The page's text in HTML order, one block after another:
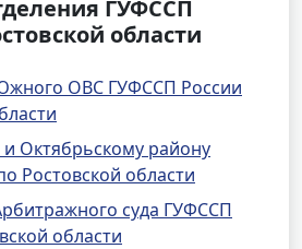
ГУФССП
области
ОВС ГУФССП России
Октябрьскому району
Ростовской области
суда ГУФССП
области